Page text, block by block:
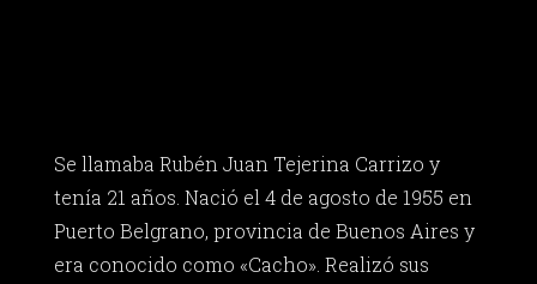
Se llamaba Rubén Juan Tejerina Carrizo y
tenía 21 años. Nació el 4 de agosto de 1955 en
Puerto Belgrano, provincia de Buenos Aires y
era conocido como «Cacho». Realizó sus